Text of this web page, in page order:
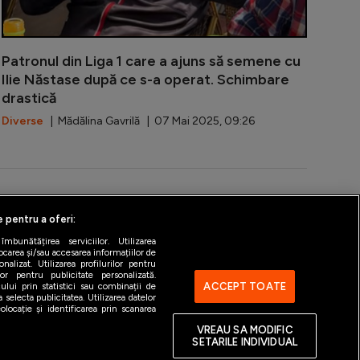
Patronul din Liga 1 care a ajuns să semene cu
Ilie Năstase după ce s-a operat. Schimbare
drastică
Diverse | Mădălina Gavrilă | 07 Mai 2025, 09:26
Gestionați preferințele
pentru a oferi:
serviciilor. Utilizarea
și/sau accesarea informațiilor de
Utilizarea profilurilor pentru
pentru publicitate personalizată.
prin statistici sau combinații de
publicitatea. Utilizarea datelor
și identificarea prin scanarea
ACCEPT TOATE
VREAU SA MODIFIC
SETARILE INDIVIDUAL